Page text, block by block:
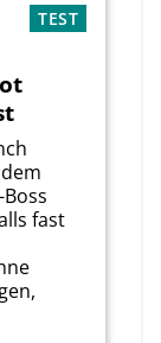
TEST
fast